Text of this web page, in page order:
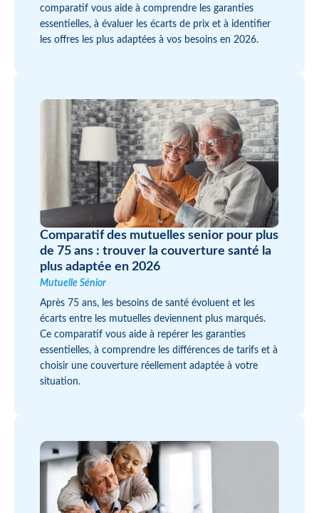
comparatif vous aide à comprendre les garanties
essentielles, à évaluer les écarts de prix et à identifier
les offres les plus adaptées à vos besoins en 2026.
Comparatif des mutuelles senior pour plus
de 75 ans : trouver la couverture santé la
plus adaptée en 2026
Mutuelle Sénior
Après 75 ans, les besoins de santé évoluent et les
écarts entre les mutuelles deviennent plus marqués.
Ce comparatif vous aide à repérer les garanties
essentielles, à comprendre les différences de tarifs et à
choisir une couverture réellement adaptée à votre
situation.